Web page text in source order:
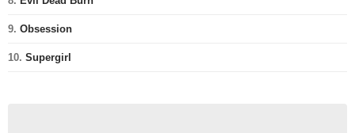
9. Obsession
10. Supergirl